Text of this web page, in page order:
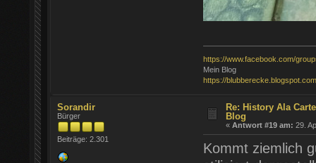
https://www.facebook.com/
Mein Blog
https://
Sorandir
Bürger
Beiträge: 2.301
Re: History Ála
Blog
«Antwort #19 am: 29.
Kommt ziemlich